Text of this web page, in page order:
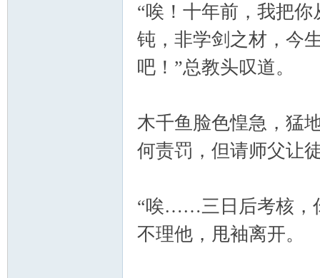
“唉！十年前，我把
钝，非学剑之材，今
吧！”总教头叹道。
木千鱼脸色惶急，猛
何责罚，但请师父让
“唉……三日后考核，
不理他，甩袖离开。